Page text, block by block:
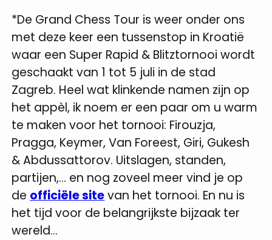
*De Grand Chess Tour is weer onder ons
met deze keer een tussenstop in Kroatië
waar een Super Rapid & Blitztornooi wordt
geschaakt van 1 tot 5 juli in de stad
Zagreb. Heel wat klinkende namen zijn op
het appèl, ik noem er een paar om u warm
te maken voor het tornooi: Firouzja,
Pragga, Keymer, Van Foreest, Giri, Gukesh
& Abdussattorov. Uitslagen, standen,
partijen,... en nog zoveel meer vind je op
de officiële sitevan het tornooi. En nu is
het tijd voor de belangrijkste bijzaak ter
wereld...